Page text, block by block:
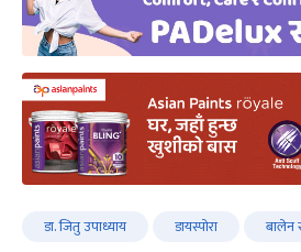
डा. जितु उपाध्याय डायस्पोरा बालेन